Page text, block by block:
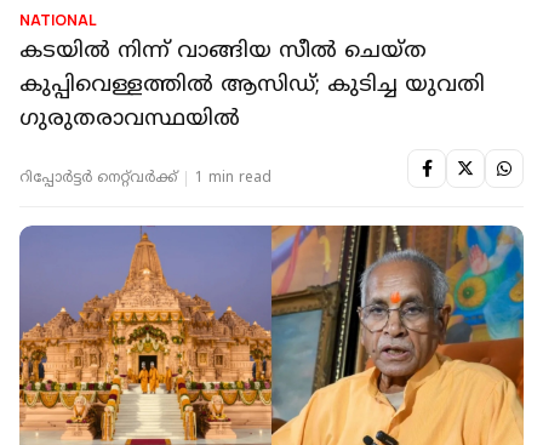
NATIONAL
കടയില്‍ നിന്ന് വാങ്ങിയ സീല്‍ ചെയ്ത
കുപ്പിവെള്ളത്തില്‍ ആസിഡ്; കുടിച്ച യുവതി
ഗുരുതരാവസ്ഥയില്‍
റിപ്പോർട്ടർ നെറ്റ്‌വര്‍ക്ക്‌ 1 min read